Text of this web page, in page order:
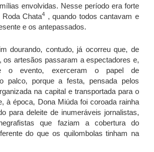
envolvidas. Nesse período era forte
Chata4 , quando todos cantavam e
e os antepassados.
dourando, contudo, já ocorreu que, de
os artesãos passaram a espectadores e,
o evento, exerceram o papel de
palco, porque a festa, pensada pelos
na capital e transportada para o
à época, Dona Miúda foi coroada rainha
para deleite de inumeráveis jornalistas,
que faziam a cobertura do
do que os quilombolas tinham na